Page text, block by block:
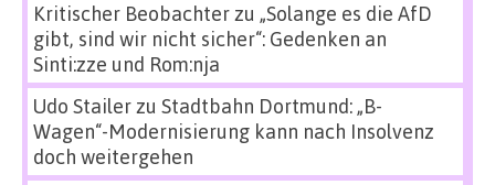
Kritischer Beobachterzu „Solange es die AfD
gibt, sind wir nicht sicher“: Gedenken an
Sinti:zze und Rom:nja
Udo Stailerzu Stadtbahn Dortmund: „B-
Wagen“-Modernisierung kann nach Insolvenz
doch weitergehen